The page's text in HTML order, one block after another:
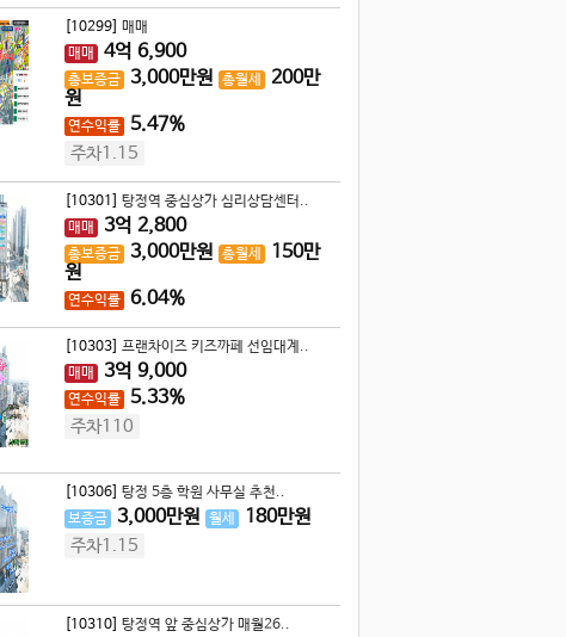
[10299] 매매
매매
4억 6,900
총보증금 3,000만원 총월세 200만
원
연수익률 5.47%
주차1.15
[10301]
탕정역 중심상가 심리상담센터..
매매
3억 2,800
총보증금 3,000만원 총월세 150만
원
연수익률 6.04%
[10303] 프랜차이즈 키즈까페 선임대계..
매매
3억 9,000
연수익률 5.33%
주차110
[10306] 탕정 5층 학원 사무실 추천..
보증금
3,000만원 월세 180만원
주차1.15
[10310] 탕정역 앞 중심상가 매월26..